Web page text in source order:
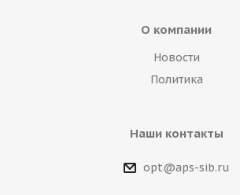
О компании
Новости
Политика
Наши контакты
opt@aps-sib.ru